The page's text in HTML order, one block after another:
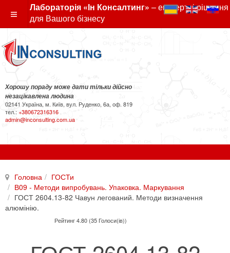
Лабораторія «Ін Консалтинг» – експертні рішення
для Вашого бізнесу
Хорошу пораду може дати тільки дійсно
незацікавлена людина
02141 Україна, м. Київ, вул. Руденко, 6а, оф. 819
тел.: +380672316316
admin@inconsulting.com.ua
Головна
ГОСТи
В09 - Методи випробувань. Упаковка. Маркування
ГОСТ 2604.13-82 Чавун легований. Методи визначення
алюмінію.
Рейтинг 4.80 (35 Голоси(ів))